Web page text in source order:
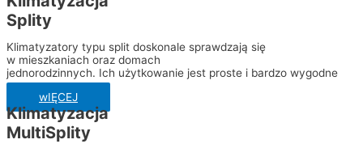
Splity
Klimatyzatory typu split doskonale sprawdzają się
w mieszkaniach oraz domach
jednorodzinnych. Ich użytkowanie jest proste i bardzo wygodne
wIĘCEJ
Klimatyzacja
MultiSplity